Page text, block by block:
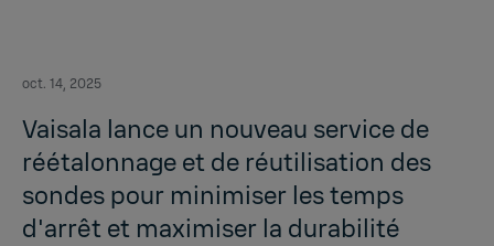
oct. 14, 2025
Vaisala lance un nouveau service de
réétalonnage et de réutilisation des
sondes pour minimiser les temps
d'arrêt et maximiser la durabilité